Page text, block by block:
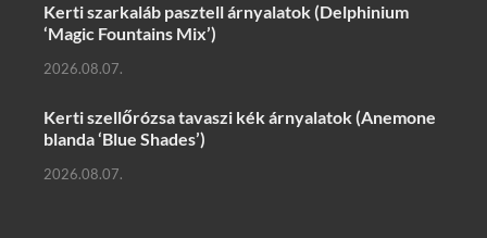
Kerti szarkaláb pasztell árnyalatok (Delphinium
‘Magic Fountains Mix’)
2026.08.07.
Kerti szellőrózsa tavaszi kék árnyalatok (Anemone
blanda ‘Blue Shades’)
2026.08.07.